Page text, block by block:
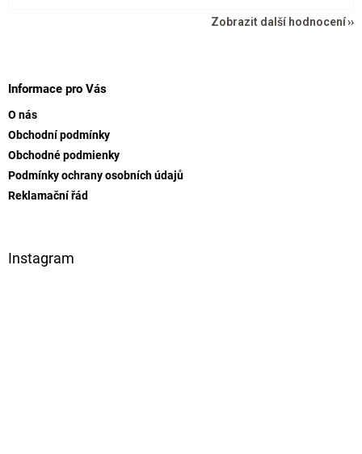
Zobrazit další hodnocení
Informace pro Vás
O nás
Obchodní podmínky
Obchodné podmienky
Podmínky ochrany osobních údajů
Reklamační řád
Instagram